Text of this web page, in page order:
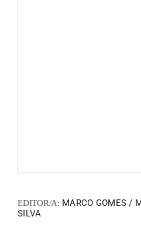
EDITOR/A: MARCO GOMES /
SILVA